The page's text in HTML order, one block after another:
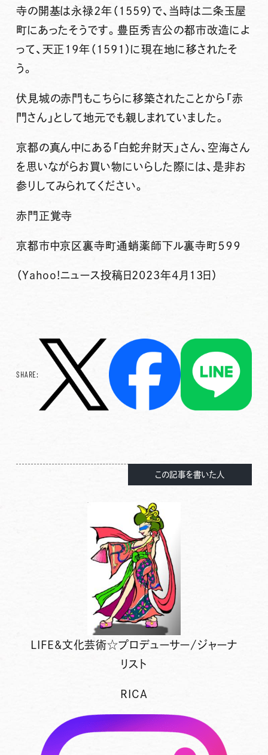
寺の開基は永禄2年（1559）で、当時は二条玉屋
町にあったそうです。豊臣秀吉公の都市改造によ
って、天正19年（1591）に現在地に移されたそ
う。
伏見城の赤門もこちらに移築されたことから「赤
門さん」として地元でも親しまれていました。
京都の真ん中にある「白蛇弁財天」さん、空海さん
を思いながらお買い物にいらした際には、是非お
参りしてみられてください。
赤門正覚寺
京都市中京区裏寺町通蛸薬師下ル裏寺町５９９
（Yahoo!ニュース投稿日2023年4月13日）
SHARE:
この記事を書いた人
LIFE&文化芸術☆プロデューサー/ジャーナ
リスト
RICA